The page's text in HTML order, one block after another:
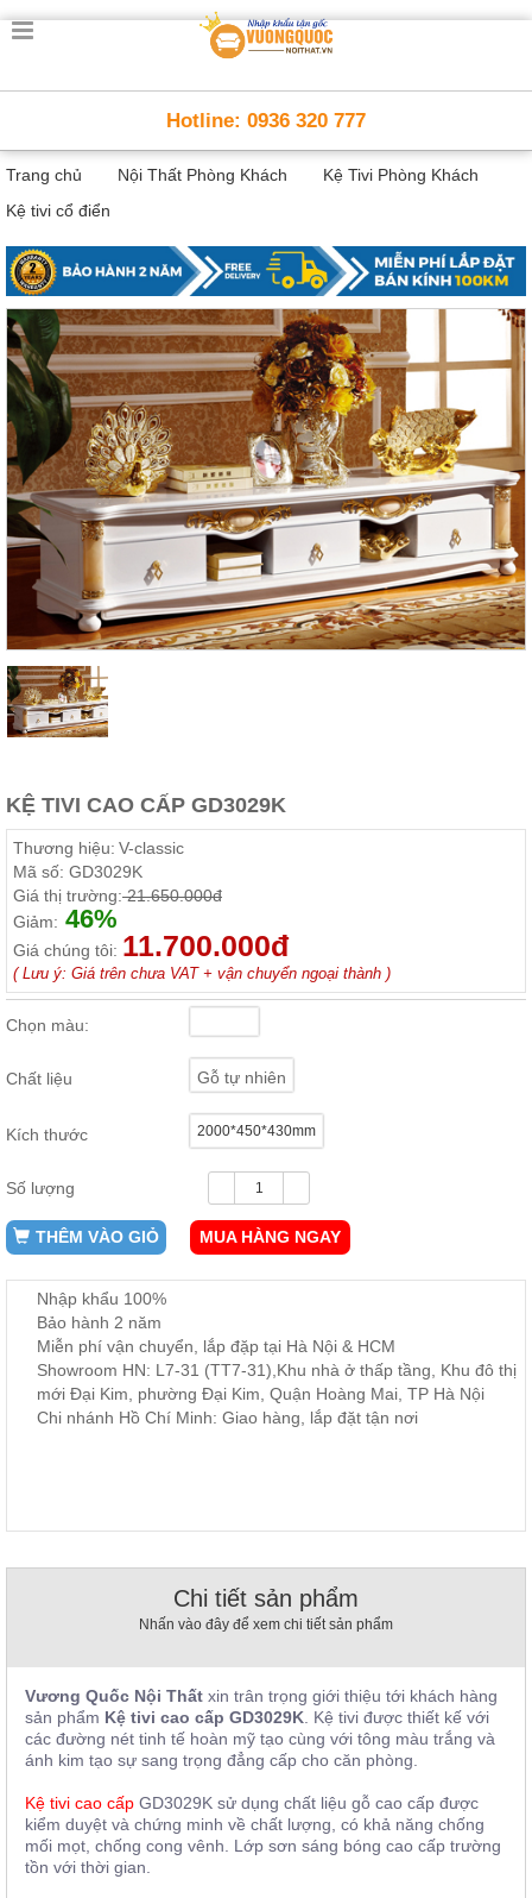
Trang
Thông
Minh
Nội
thất
minh
Nội
Thất
Trẻ
Em
Giường
tầng,
bàn
học, tủ
sách
Nội
Thất
Phòng
Khách
tủ
Bàn
trà...
Nội
Phòng
Ngủ
Giường
áo, bàn
trang
điểm
Nội
Thất
ăn,
kệ
Nội
Thất
Ban
Công,
Vườn
Trang
Nội
Thất
Nhà
Hàng
Hotline: 0936 320 777
Trang chủ Nội Thất Phòng Khách
Kệ Tivi Phòng Khách
Kệ tivi cổ điển
KỆ TIVI CAO CẤP GD3029K
Thương hiệu: V-classic
Mã số: GD3029K
Giá thị trường:21.650.000đ
Giảm: 46%
Giá chúng tôi: 11.700.000đ
( Lưu ý: Giá trên chưa VAT + vận chuyển ngoại thành )
Chọn màu:
Chất liệu Gỗ tự nhiên
Kích thước 2000*450*430mm
Số lượng
THÊM VÀO GIỎ MUA HÀNG NGAY
Nhập khẩu 100%
Bảo hành 2 năm
Miễn phí vận chuyển, lắp đặp tại Hà Nội & HCM
Showroom HN: L7-31 (TT7-31),Khu nhà ở thấp tầng, Khu đô thị
mới Đại Kim, phường Đại Kim, Quận Hoàng Mai, TP Hà Nội
Chi nhánh Hồ Chí Minh: Giao hàng, lắp đặt tận nơi
Chi tiết sản phẩm
Nhấn vào đây để xem chi tiết sản phẩm
Vương Quốc Nội Thất xin trân trọng giới thiệu tới khách hàng
sản phẩm Kệ tivi cao cấp GD3029K . Kệ tivi được thiết kế với
các đường nét tinh tế hoàn mỹ tạo cùng với tông màu trắng và
ánh kim tạo sự sang trọng đẳng cấp cho căn phòng.
Kệ tivi cao cấp GD3029K sử dụng chất liệu gỗ cao cấp được
kiểm duyệt và chứng minh về chất lượng, có khả năng chống
mối mọt, chống cong vênh. Lớp sơn sáng bóng cao cấp trường
tồn với thời gian.